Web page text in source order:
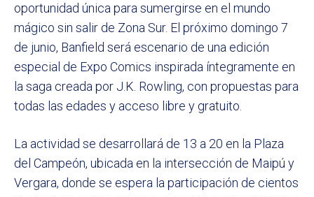
oportunidad única para sumergirse en el mundo
mágico sin salir de Zona Sur. El próximo domingo 7
de junio, Banfield será escenario de una edición
especial de Expo Comics inspirada íntegramente en
la saga creada por J.K. Rowling, con propuestas para
todas las edades y acceso libre y gratuito.
La actividad se desarrollará de 13 a 20 en la Plaza
del Campeón, ubicada en la intersección de Maipú y
Vergara, donde se espera la participación de cientos